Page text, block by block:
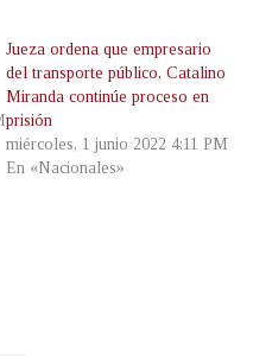
Jueza ordena que empresario
del transporte público, Catalino
Miranda continúe proceso en
prisión
miércoles, 1 junio 2022 4:11 PM
En «Nacionales»